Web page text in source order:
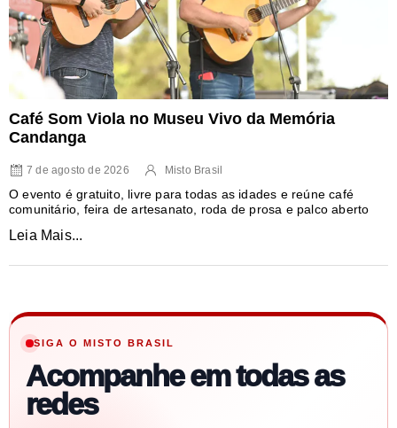
Café Som Viola no Museu Vivo da Memória
Candanga
7 de agosto de 2026 Misto Brasil
O evento é gratuito, livre para todas as idades e reúne café
comunitário, feira de artesanato, roda de prosa e palco aberto
Leia Mais...
SIGA O MISTO BRASIL
Acompanhe em todas as
redes